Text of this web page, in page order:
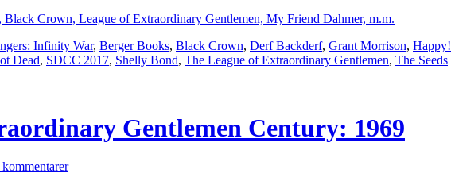
Crown, League of Extraordinary Gentlemen, My Friend Dahmer, m.m.
Infinity War, Berger Books, Black Crown, Derf Backderf, Grant Morrison, Happy!
Dead, SDCC 2017, Shelly Bond, The League of Extraordinary Gentlemen, The Seeds
Gentlemen Century: 1969
kommentarer